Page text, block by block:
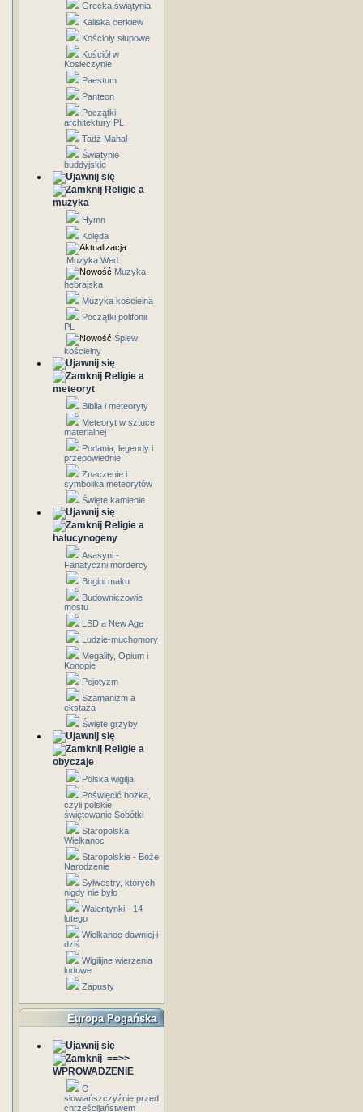
Grecka świątynia
Kaliska cerkiew
Kościoły słupowe
Kościół w
Kosieczynie
Paestum
Panteon
Początki
architektury PL
Tadż Mahal
Świątynie
buddyjskie
Religie a
muzyka
Hymn
Kolęda
Muzyka Wed
Muzyka
hebrajska
Muzyka kościelna
Początki polifonii
PL
Śpiew
kościelny
Religie a
meteoryt
Biblia i meteoryty
Meteoryt w sztuce
materialnej
Podania, legendy i
przepowiednie
Znaczenie i
symbolika meteorytów
Święte kamienie
Religie a
halucynogeny
Asasyni -
Fanatyczni mordercy
Bogini maku
Budowniczowie
mostu
LSD a New Age
Ludzie-muchomory
Megality, Opium i
Konopie
Pejotyzm
Szamanizm a
ekstaza
Święte grzyby
Religie a
obyczaje
Polska wigilja
Poświęcić bożka,
czyli polskie
świętowanie Sobótki
Staropolska
Wielkanoc
Staropolskie - Boże
Narodzenie
Sylwestry, których
nigdy nie było
Walentynki - 14
lutego
Wielkanoc dawniej i
dziś
Wigilijne wierzenia
ludowe
Zapusty
Europa Pogańska
==>>
WPROWADZENIE
O
słowiańszczyźnie przed
chrześcijaństwem